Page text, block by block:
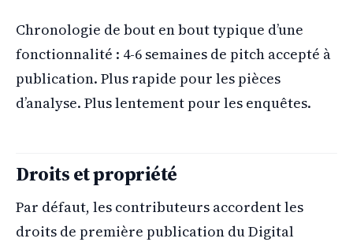
Chronologie de bout en bout typique d’une
fonctionnalité : 4-6 semaines de pitch accepté à
publication. Plus rapide pour les pièces
d’analyse. Plus lentement pour les enquêtes.
Droits et propriété
Par défaut, les contributeurs accordent les
droits de première publication du Digital